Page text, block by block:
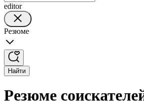
editor
Резюме
Найти
Резюме